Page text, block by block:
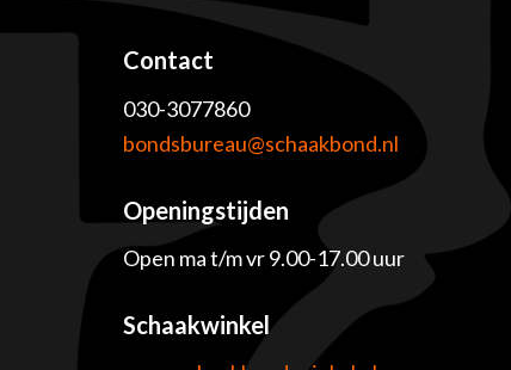
Contact
030-3077860
bondsbureau@schaakbond.nl
Openingstijden
Open ma t/m vr 9.00-17.00 uur
Schaakwinkel